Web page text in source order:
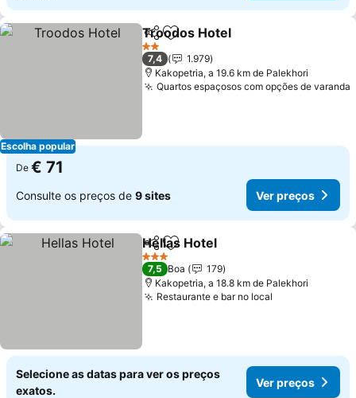
Escolha popular
PartilharAdicionar aos favoritos
Troodos Hotel
2 Estrelas
7,4
1.979
Kakopetria, a 19.6 km de Palekhori
Quartos espaçosos com opções de varanda
De € 71
Consulte os preços de 9 sites Ver preços
PartilharAdicionar aos favoritos
Hellas Hotel
3 Estrelas
7,5 Boa
179
Kakopetria, a 18.8 km de Palekhori
Restaurante e bar no local
Selecione as datas para ver os preços
exatos.
Ver preços